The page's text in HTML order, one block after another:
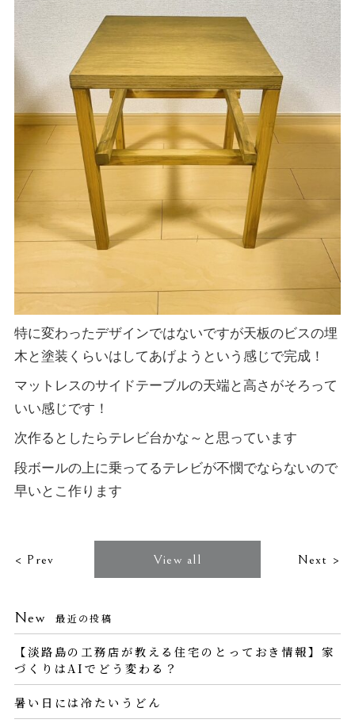
特に変わったデザインではないですが天板のビスの埋
木と塗装くらいはしてあげようという感じで完成！
マットレスのサイドテーブルの天端と高さがそろって
いい感じです！
次作るとしたらテレビ台かな～と思っています
段ボールの上に乗ってるテレビが不憫でならないので
早いとこ作ります
< Prev View all Next >
New 最近の投稿
【淡路島の工務店が教える住宅のとっておき情報】家
づくりはAIでどう変わる？
暑い日には冷たいうどん